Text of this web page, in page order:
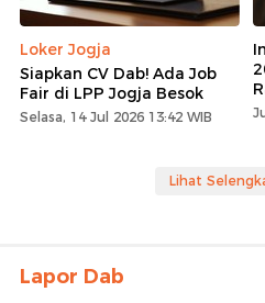
Loker Jogja
Siapkan CV Dab! Ada Job
Fair di LPP Jogja Besok
Selasa, 14 Jul 2026 13:42 WIB
Lihat
Lapor Dab